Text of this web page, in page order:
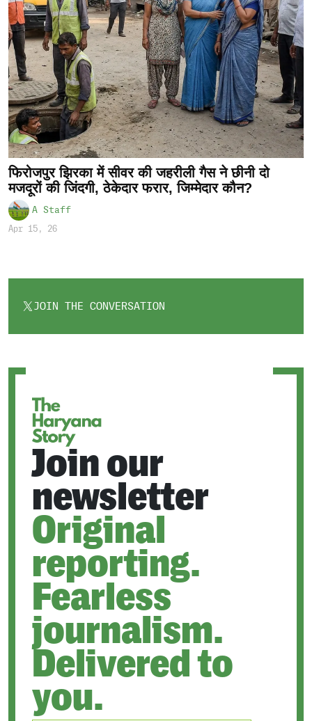
फिरोजपुर झिरका में सीवर की जहरीली गैस ने छीनी दो
मजदूरों की जिंदगी, ठेकेदार फरार, जिम्मेदार कौन?
A Staff
Apr 15, 26
JOIN THE CONVERSATION
OPENS
Join our
newsletter
Original
reporting.
Fearless
journalism.
Delivered to
you.